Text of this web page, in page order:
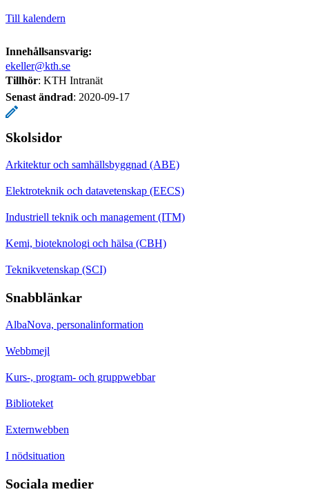
Till kalendern
Innehållsansvarig:
ekeller@kth.se
Tillhör: KTH Intranät
Senast ändrad: 2020-09-17
Skolsidor
Arkitektur och samhällsbyggnad (ABE)
Elektroteknik och datavetenskap (EECS)
Industriell teknik och management (ITM)
Kemi, bioteknologi och hälsa (CBH)
Teknikvetenskap (SCI)
Snabblänkar
AlbaNova, personalinformation
Webbmejl
Kurs-, program- och gruppwebbar
Biblioteket
Externwebben
I nödsituation
Sociala medier